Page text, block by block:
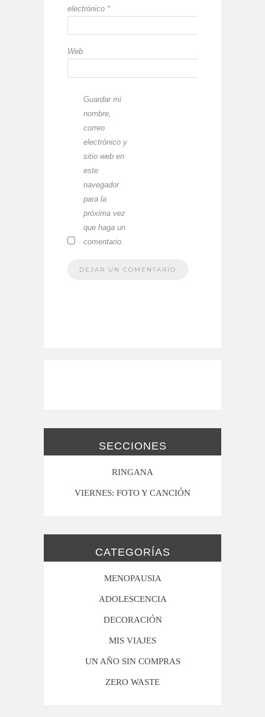
electrónico *
Web
Guardar mi
nombre,
correo
electrónico y
sitio web en
este
navegador
para la
próxima vez
que haga un
comentario.
SECCIONES
RINGANA
VIERNES: FOTO Y CANCIÓN
CATEGORÍAS
MENOPAUSIA
ADOLESCENCIA
DECORACIÓN
MIS VIAJES
UN AÑO SIN COMPRAS
ZERO WASTE